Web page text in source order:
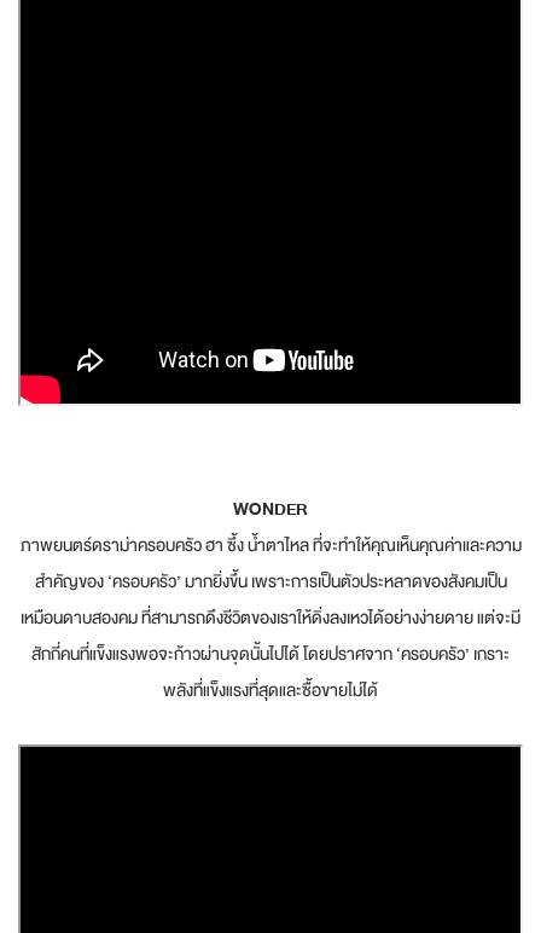
WONDER
ภาพยนตร์ดราม่าครอบครัว ฮา ซึ้ง น้ำตาไหล ที่จะทำให้คุณเห็นคุณค่าและความ
สำคัญของ ‘ครอบครัว’ มากยิ่งขึ้น เพราะการเป็นตัวประหลาดของสังคมเป็น
เหมือนดาบสองคม ที่สามารถดึงชีวิตของเราให้ดิ่งลงเหวได้อย่างง่ายดาย แต่จะมี
สักกี่คนที่แข็งแรงพอจะก้าวผ่านจุดนั้นไปได้ โดยปราศจาก ‘ครอบครัว’ เกราะ
พลังที่แข็งแรงที่สุดและซื้อขายไม่ได้